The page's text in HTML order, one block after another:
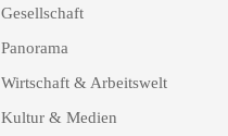
Gesellschaft
Panorama
Wirtschaft & Arbeitswelt
Kultur & Medien